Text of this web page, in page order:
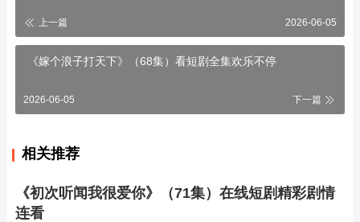
上一篇 2026-06-05
《嫁个浪子打天下》（68集）看短剧全集欢乐不停
2026-06-05 下一篇
相关推荐
《初次听闻我很爱你》（71集）在线短剧精彩剧情
连看